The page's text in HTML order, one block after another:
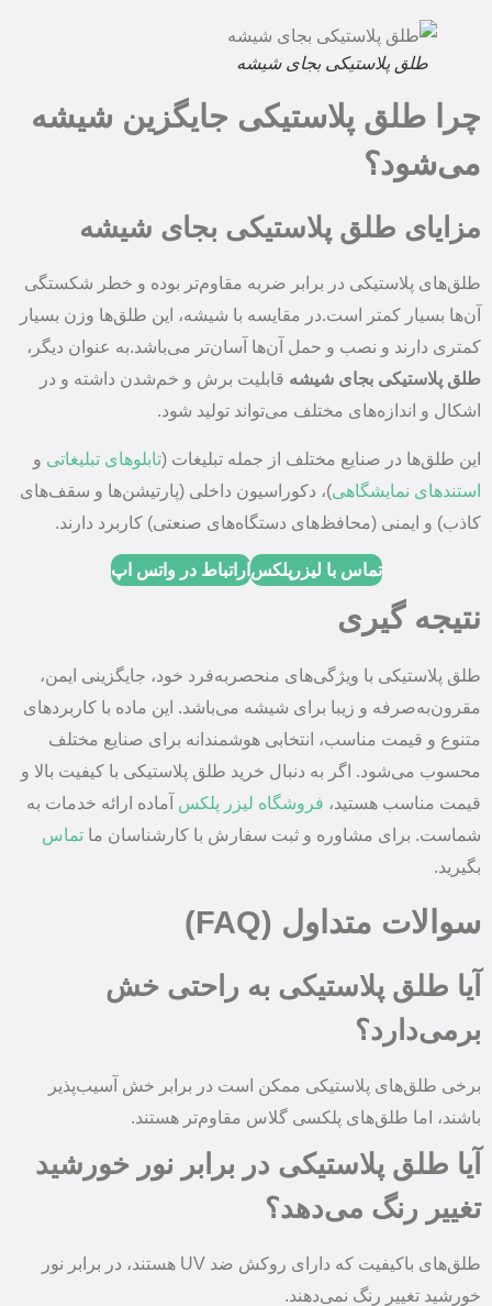
طلق پلاستیکی بجای شیشه
چرا طلق پلاستیکی جایگزین شیشه
می‌شود؟
مزایای طلق پلاستیکی بجای شیشه
طلق‌های پلاستیکی در برابر ضربه مقاوم‌تر بوده و خطر شکستگی
آن‌ها بسیار کمتر است.در مقایسه با شیشه، این طلق‌ها وزن بسیار
کمتری دارند و نصب و حمل آن‌ها آسان‌تر می‌باشد.به عنوان دیگر،
طلق پلاستیکی بجای شیشه قابلیت برش و خم‌شدن داشته و در
اشکال و اندازه‌های مختلف می‌تواند تولید شود.
این طلق‌ها در صنایع مختلف از جمله تبلیغات (تابلوهای تبلیغاتی و
استندهای نمایشگاهی)، دکوراسیون داخلی (پارتیشن‌ها و سقف‌های
کاذب) و ایمنی (محافظ‌های دستگاه‌های صنعتی) کاربرد دارند.
تماس با لیزرپلکس اراتباط در واتس اپ
نتیجه گیری
طلق پلاستیکی با ویژگی‌های منحصربه‌فرد خود، جایگزینی ایمن،
مقرون‌به‌صرفه و زیبا برای شیشه می‌باشد. این ماده با کاربردهای
متنوع و قیمت مناسب، انتخابی هوشمندانه برای صنایع مختلف
محسوب می‌شود. اگر به دنبال خرید طلق پلاستیکی با کیفیت بالا و
قیمت مناسب هستید، فروشگاه لیزر پلکس آماده ارائه خدمات به
شماست. برای مشاوره و ثبت سفارش با کارشناسان ما تماس
بگیرید.
سوالات متداول (FAQ)
آیا طلق پلاستیکی به‌ راحتی خش
برمی‌دارد؟
برخی طلق‌های پلاستیکی ممکن است در برابر خش آسیب‌پذیر
باشند، اما طلق‌های پلکسی گلاس مقاوم‌تر هستند.
آیا طلق پلاستیکی در برابر نور خورشید
تغییر رنگ می‌دهد؟
طلق‌های باکیفیت که دارای روکش ضد UV هستند، در برابر نور
خورشید تغییر رنگ نمی‌دهند.